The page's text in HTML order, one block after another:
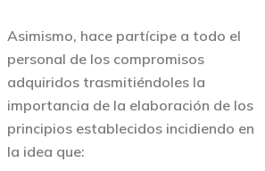
Asimismo, hace partícipe a todo el
personal de los compromisos
adquiridos trasmitiéndoles la
importancia de la elaboración de los
principios establecidos incidiendo en
la idea que: